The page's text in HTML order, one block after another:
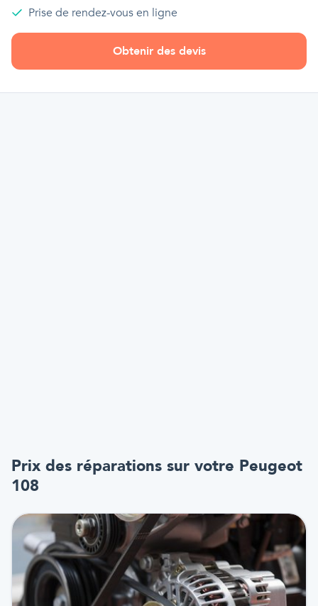
Prise de rendez-vous en ligne
Obtenir des devis
Prix des réparations sur votre Peugeot
108